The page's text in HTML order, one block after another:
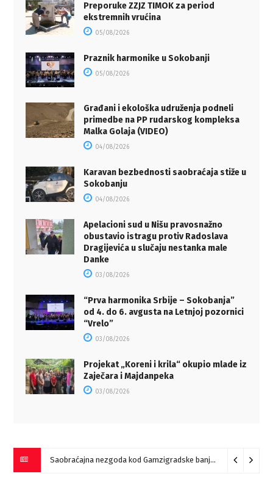
Preporuke ZZJZ TIMOK za period
ekstremnih vrućina
05/08/2026
Praznik harmonike u Sokobanji
05/08/2026
Građani i ekološka udruženja podneli
primedbe na PP rudarskog kompleksa
Malka Golaja (VIDEO)
04/08/2026
Karavan bezbednosti saobraćaja stiže u
Sokobanju
04/08/2026
Apelacioni sud u Nišu pravosnažno
obustavio istragu protiv Radoslava
Dragijevića u slučaju nestanka male
Danke
03/08/2026
“Prva harmonika Srbije – Sokobanja”
od 4. do 6. avgusta na Letnjoj pozornici
“Vrelo”
03/08/2026
Projekat „Koreni i krila“ okupio mlade iz
Zaječara i Majdanpeka
03/08/2026
Saobraćajna nezgoda kod Gamzigradske banje 05/08/2026